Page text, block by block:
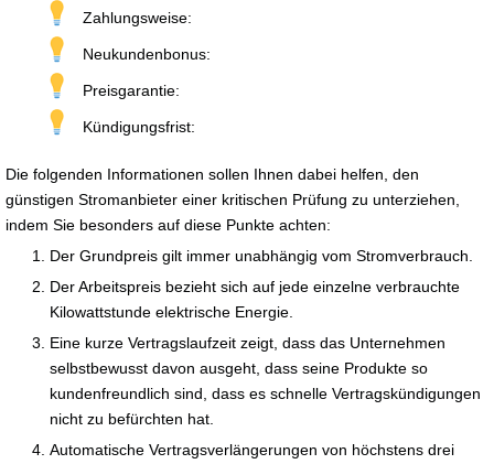
Zahlungsweise:
Neukundenbonus:
Preisgarantie:
Kündigungsfrist:
Die folgenden Informationen sollen Ihnen dabei helfen, den
günstigen Stromanbieter einer kritischen Prüfung zu unterziehen,
indem Sie besonders auf diese Punkte achten:
Der Grundpreis gilt immer unabhängig vom Stromverbrauch.
Der Arbeitspreis bezieht sich auf jede einzelne verbrauchte
Kilowattstunde elektrische Energie.
Eine kurze Vertragslaufzeit zeigt, dass das Unternehmen
selbstbewusst davon ausgeht, dass seine Produkte so
kundenfreundlich sind, dass es schnelle Vertragskündigungen
nicht zu befürchten hat.
Automatische Vertragsverlängerungen von höchstens drei